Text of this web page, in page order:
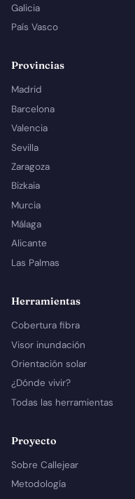
Galicia
País Vasco
Provincias
Madrid
Barcelona
Valencia
Sevilla
Zaragoza
Bizkaia
Murcia
Málaga
Alicante
Las Palmas
Herramientas
Cobertura fibra
Visor inundación
Orientación solar
¿Dónde vivir?
Todas las herramientas
Proyecto
Sobre Callejear
Metodología